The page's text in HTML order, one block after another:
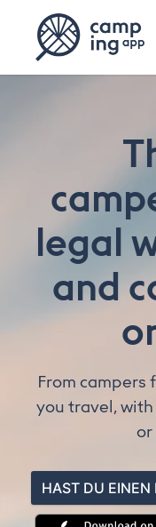
legal
and
From campers
you travel,
HAST DU EINEN